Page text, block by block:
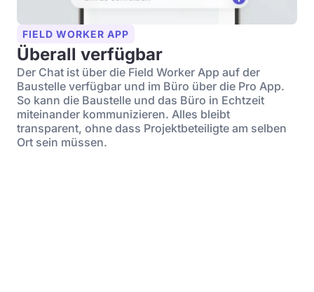
FIELD WORKER APP
Überall verfügbar
Der Chat ist über die Field Worker App auf der
Baustelle verfügbar und im Büro über die Pro App.
So kann die Baustelle und das Büro in Echtzeit
miteinander kommunizieren. Alles bleibt
transparent, ohne dass Projektbeteiligte am selben
Ort sein müssen.